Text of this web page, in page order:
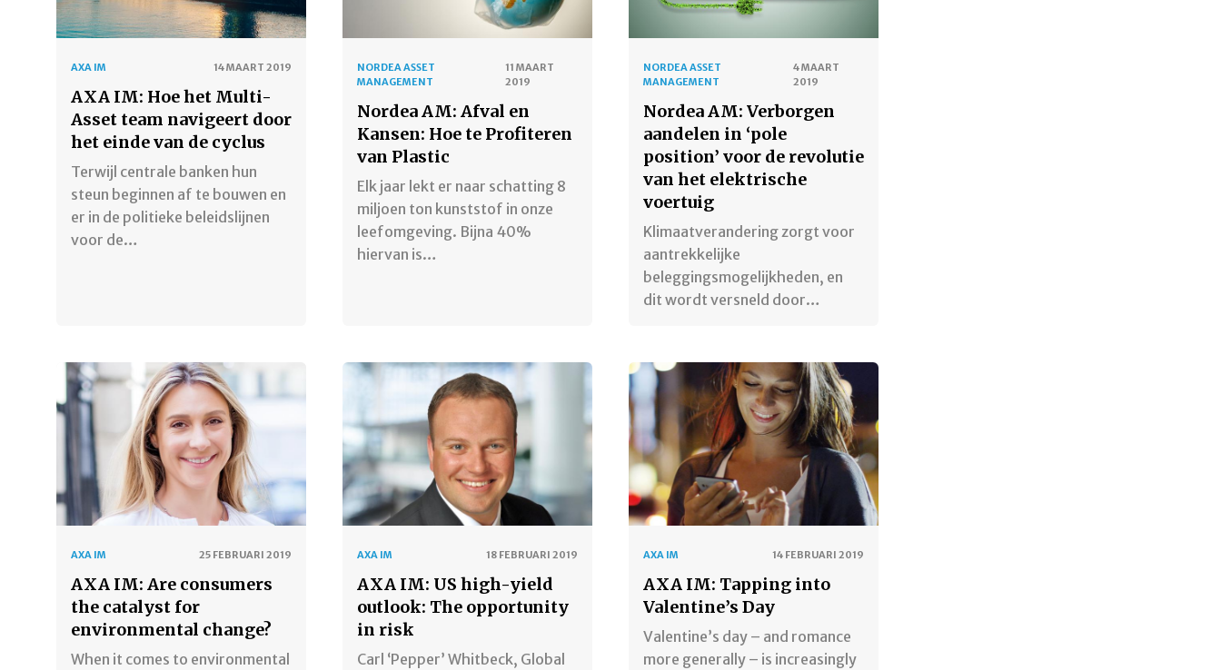
AXA IM 14 MAART 2019
AXA IM: Hoe het Multi-
Asset team navigeert door
het einde van de cyclus
Terwijl centrale banken hun
steun beginnen af te bouwen en
er in de politieke beleidslijnen
voor de…
NORDEA ASSET
MANAGEMENT
11 MAART
2019
Nordea AM: Afval en
Kansen: Hoe te Profiteren
van Plastic
Elk jaar lekt er naar schatting 8
miljoen ton kunststof in onze
leefomgeving. Bijna 40%
hiervan is…
NORDEA ASSET
MANAGEMENT
4 MAART
2019
Nordea AM: Verborgen
aandelen in ‘pole
position’ voor de revolutie
van het elektrische
voertuig
Klimaatverandering zorgt voor
aantrekkelijke
beleggingsmogelijkheden, en
dit wordt versneld door…
AXA IM 25 FEBRUARI 2019
AXA IM: Are consumers
the catalyst for
environmental change?
When it comes to environmental
AXA IM 18 FEBRUARI 2019
AXA IM: US high-yield
outlook: The opportunity
in risk
Carl ‘Pepper’ Whitbeck, Global
AXA IM 14 FEBRUARI 2019
AXA IM: Tapping into
Valentine’s Day
Valentine’s day – and romance
more generally – is increasingly